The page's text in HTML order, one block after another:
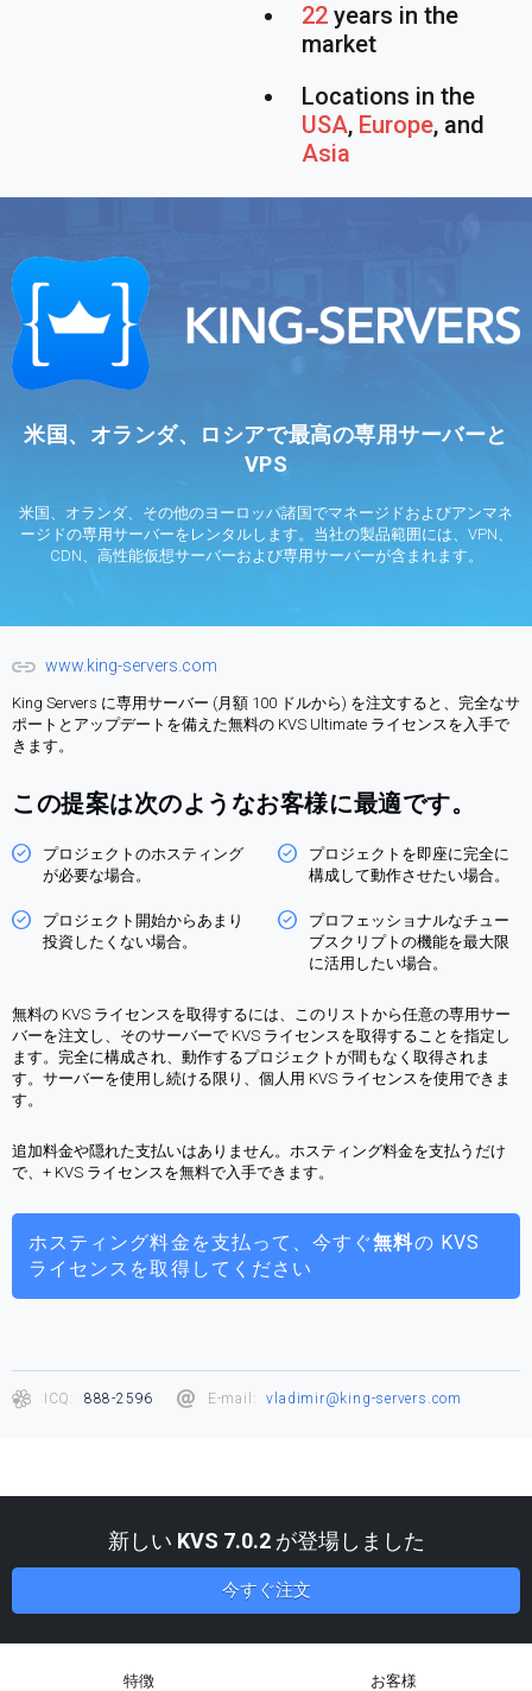
22 years in the
market
Locations in the
USA, Europe, and
Asia
米国、オランダ、ロシアで最高の専用サーバーと
VPS
米国、オランダ、その他のヨーロッパ諸国でマネージドおよびアンマネ
ージドの専用サーバーをレンタルします。当社の製品範囲には、VPN、
CDN、高性能仮想サーバーおよび専用サーバーが含まれます。
www.king-servers.com
King Servers に専用サーバー (月額 100 ドルから) を注文すると、完全なサ
ポートとアップデートを備えた無料の KVS Ultimate ライセンスを入手で
きます。
この提案は次のようなお客様に最適です。
プロジェクトのホスティング
が必要な場合。
プロジェクトを即座に完全に
構​​成して動作させたい場合。
プロジェクト開始からあまり
投資したくない場合。
プロフェッショナルなチュー
ブスクリプトの機能を最大限
に活用したい場合。
無料の KVS ライセンスを取得するには、このリストから任意の専用サー
バーを注文し、そのサーバーで KVS ライセンスを取得することを指定し
ます。完全に構成され、動作するプロジェクトが間もなく取得されま
す。サーバーを使用し続ける限り、個人用 KVS ライセンスを使用できま
す。
追加料金や隠れた支払いはありません。ホスティング料金を支払うだけ
で、+ KVS ライセンスを無料で入手できます。
ホスティング料金を支払って、今すぐ無料の KVS
ライセンスを取得してください
ICQ: 888-2596 E-mail: vladimir@king-servers.com
新しい KVS 7.0.2が登場しました
今すぐ注文
特徴 お客様